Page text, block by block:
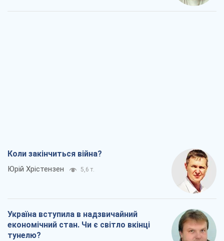
Коли закінчиться війна?
Юрій Хрістензен 5,6 т.
Україна вступила в надзвичайний
економічний стан. Чи є світло вкінці
тунелю?